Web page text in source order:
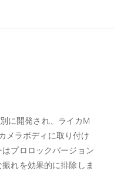
に開発され、ライカM
メラボディに取り付け
プロロックバージョン
れを効果的に排除しま